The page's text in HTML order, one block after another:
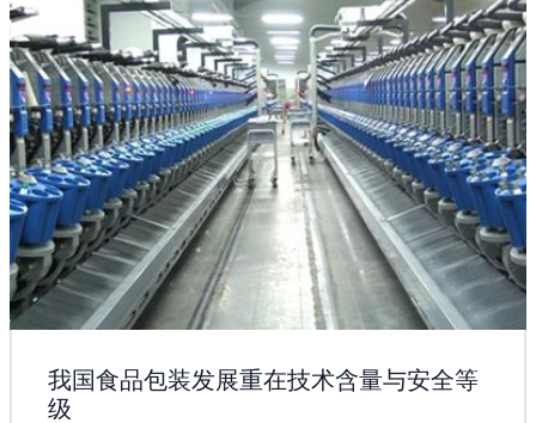
建筑工程施工项目。建筑工程施工承包或分包合同均已签
订，合同累计金额约为4.54亿元人民币。这些合同中，工期
最长的为20个月，最短的为270天，随着合同的推进，将给
中国武夷带来经营利润。 祁连山5月26日公告称，5月25
日，祁连山、八冶建设集团有限公司与吉尔吉斯JBK建设有
限公司就共同开发建设吉尔吉斯斯坦奥什州吉尔吉斯阿布什
尔水泥生产线项目签署备忘录。根据备忘录内容，三方合作
计划在吉尔吉斯斯坦南部共同投资建设水泥生产线项目，项
目总投资约1.3亿美元，祁连山、八冶建设集团有限公司占
80%、吉方占20%，5月起共同研究讨论合作的所有细节。
我国食品包装发展重在技术含量与安全等
级